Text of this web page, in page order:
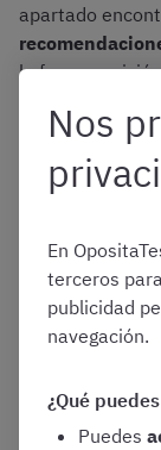
apartado
la fase
Nos
En
terceros
publicidad
navegación.
¿Qué
Puedes